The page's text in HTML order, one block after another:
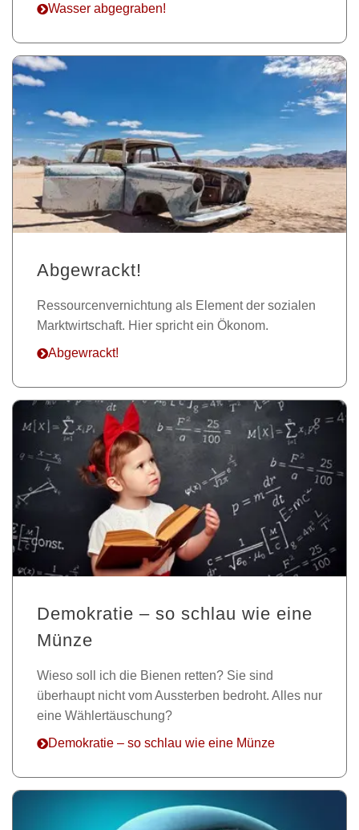
Wasser abgegraben!
Abgewrackt!
Ressourcenvernichtung als Element der sozialen
Marktwirtschaft. Hier spricht ein Ökonom.
Abgewrackt!
Demokratie – so schlau wie eine
Münze
Wieso soll ich die Bienen retten? Sie sind
überhaupt nicht vom Aussterben bedroht. Alles nur
eine Wählertäuschung?
Demokratie – so schlau wie eine Münze